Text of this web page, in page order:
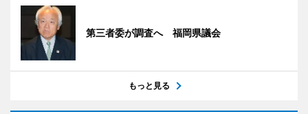
第三者委が調査へ 福岡県議会
もっと見る